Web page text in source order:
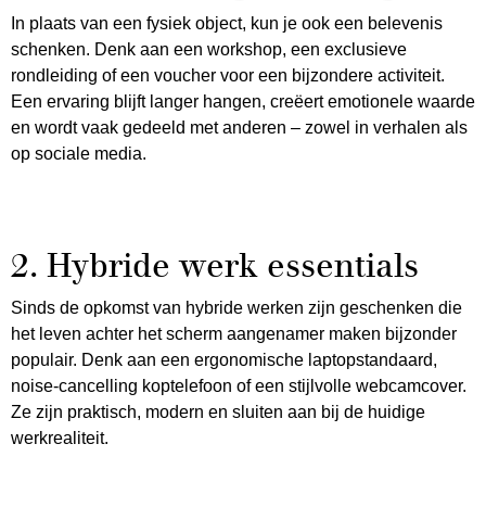
In plaats van een fysiek object, kun je ook een belevenis
schenken. Denk aan een workshop, een exclusieve
rondleiding of een voucher voor een bijzondere activiteit.
Een ervaring blijft langer hangen, creëert emotionele waarde
en wordt vaak gedeeld met anderen – zowel in verhalen als
op sociale media.
2. Hybride werk essentials
Sinds de opkomst van hybride werken zijn geschenken die
het leven achter het scherm aangenamer maken bijzonder
populair. Denk aan een ergonomische laptopstandaard,
noise-cancelling koptelefoon of een stijlvolle webcamcover.
Ze zijn praktisch, modern en sluiten aan bij de huidige
werkrealiteit.